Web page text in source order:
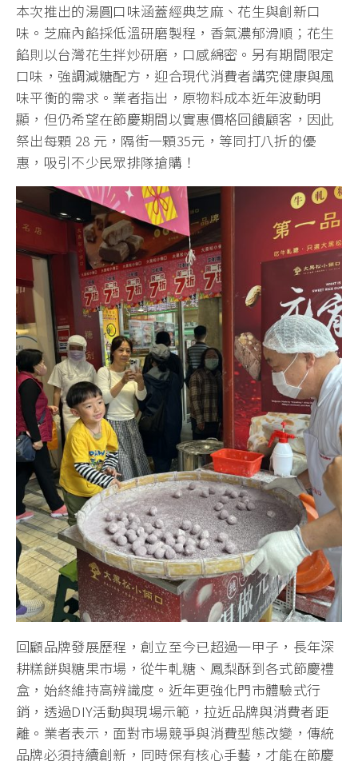
本次推出的湯圓口味涵蓋經典芝麻、花生與創新口
味。芝麻內餡採低溫研磨製程，香氣濃郁滑順；花生
餡則以台灣花生拌炒研磨，口感綿密。另有期間限定
口味，強調減糖配方，迎合現代消費者講究健康與風
味平衡的需求。業者指出，原物料成本近年波動明
顯，但仍希望在節慶期間以實惠價格回饋顧客，因此
祭出每顆 28 元，隔街一顆35元，等同打八折的優
惠，吸引不少民眾排隊搶購！
回顧品牌發展歷程，創立至今已超過一甲子，長年深
耕糕餅與糖果市場，從牛軋糖、鳳梨酥到各式節慶禮
盒，始終維持高辨識度。近年更強化門市體驗式行
銷，透過DIY活動與現場示範，拉近品牌與消費者距
離。業者表示，面對市場競爭與消費型態改變，傳統
品牌必須持續創新，同時保有核心手藝，才能在節慶